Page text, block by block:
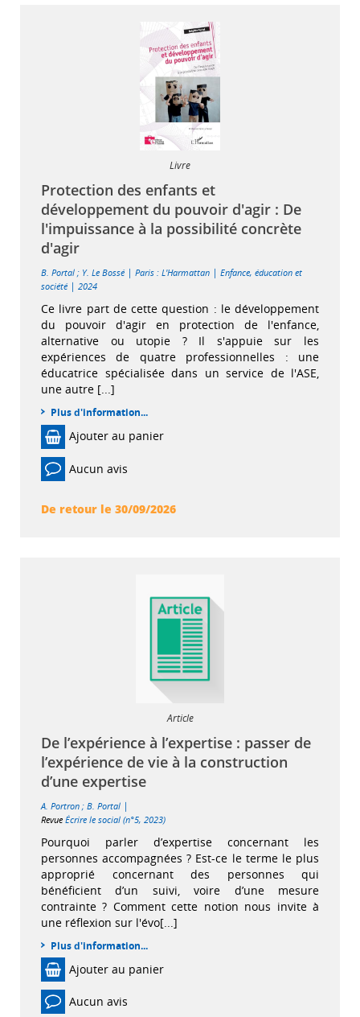
Livre
Protection des enfants et
développement du pouvoir d'agir : De
l'impuissance à la possibilité concrète
d'agir
B. Portal ; Y. Le Bossé | Paris : L'Harmattan | Enfance, éducation et
société | 2024
Ce livre part de cette question : le développement
du pouvoir d'agir en protection de l'enfance,
alternative ou utopie ? Il s'appuie sur les
expériences de quatre professionnelles : une
éducatrice spécialisée dans un service de l'ASE,
une autre [...]
Plus d'information...
Ajouter au panier
Aucun avis
De retour le 30/09/2026
Article
De l’expérience à l’expertise : passer de
l’expérience de vie à la construction
d’une expertise
A. Portron ; B. Portal |
Revue Écrire le social (n°5, 2023)
Pourquoi parler d’expertise concernant les
personnes accompagnées ? Est-ce le terme le plus
approprié concernant des personnes qui
bénéficient d’un suivi, voire d’une mesure
contrainte ? Comment cette notion nous invite à
une réflexion sur l'évo[...]
Plus d'information...
Ajouter au panier
Aucun avis